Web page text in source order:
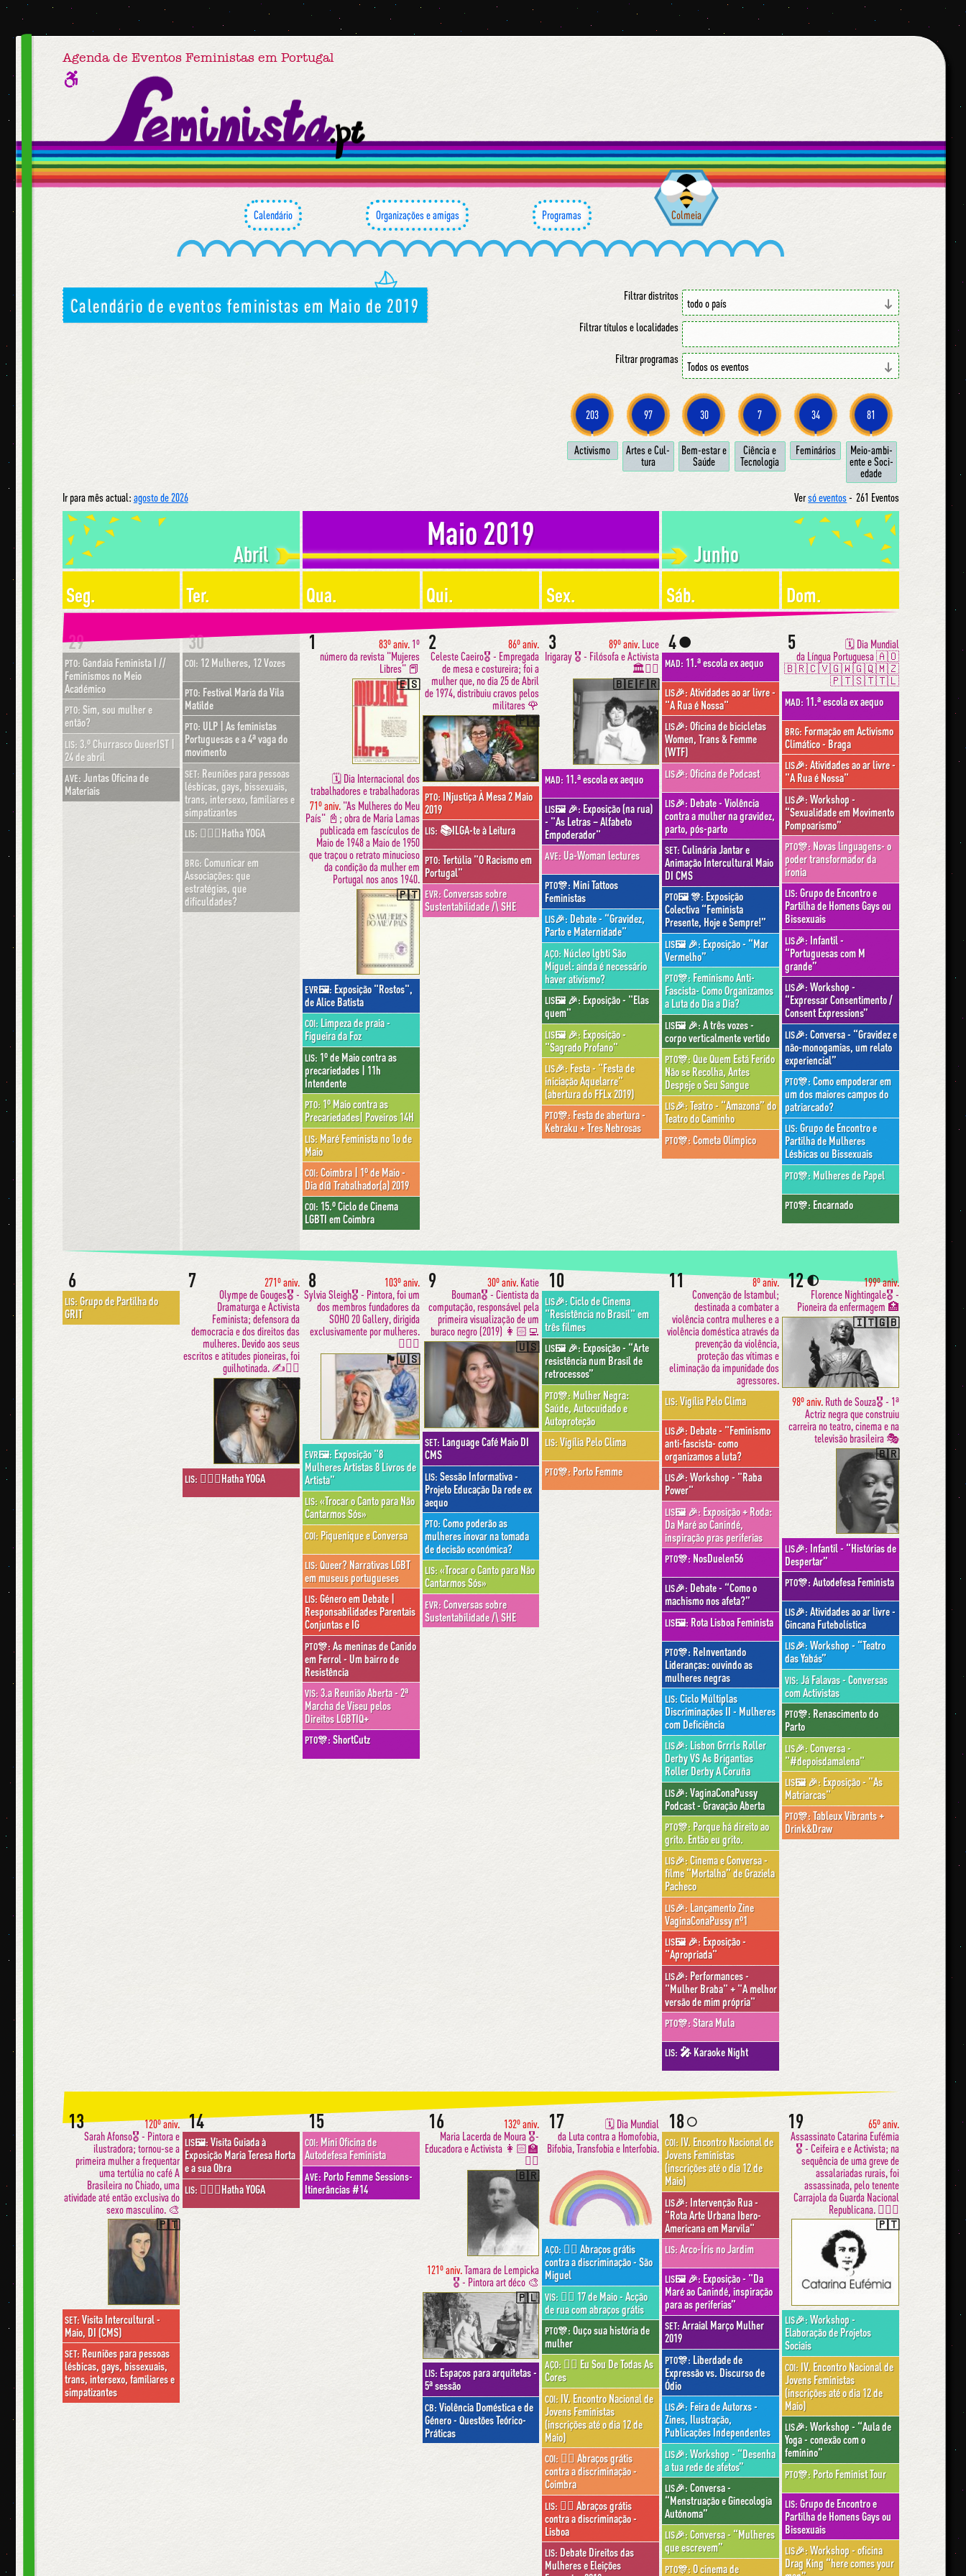
Agenda de Eventos Feministas em Portugal
Calendário Organizações e amigas Programas Colmeia
Calendário de eventos feministas em Maio de 2019 Filtrar distritos
Filtrar títulos e localidades
Filtrar programas
203
Ac­ti­vis­mo
97
Ar­tes e Cul­
tu­ra
30
Bem-estar e
Sa­ú­de
7
Ci­ên­cia e
Tec­no­lo­gia
34
Fe­mi­ná­ri­os
81
Meio-am­bi­
en­te e So­ci­
e­da­de
Ir para mês actual: agosto de 2026 Versó eventos- 261 Eventos
Abril
Maio 2019
Junho
Seg. Ter. Qua. Qui. Sex. Sáb. Dom.
29
PTO: Gandaia Feminista I //
Feminismos no Meio
Académico
PTO: Sim, sou mulher e
então?
LIS: 3.º Churrasco QueerIST |
24 de abril
AVE: Juntas Oficina de
Materiais
30
COI: 12 Mulheres, 12 Vozes
PTO: Festival Maria da Vila
Matilde
PTO: ULP | As feministas
Portuguesas e a 4ª vaga do
movimento
SET: Reuniões para pessoas
lésbicas, gays, bissexuais,
trans, intersexo, familiares e
simpatizantes
LIS: 🧘🏽‍♀️Hatha YOGA
BRG: Comunicar em
Associações: que
estratégias, que
dificuldades?
1 83º aniv.1º
número da revista "Mujeres
Libres" 📕
🇪🇸
🗓 Dia Internacional dos
trabalhadores e trabalhadoras
71º aniv."As Mulheres do Meu
País" 📓; obra de Maria Lamas
publicada em fascículos de
Maio de 1948 a Maio de 1950
que traçou o retrato minucioso
da condição da mulher em
Portugal nos anos 1940.
🇵🇹
EVR🖼:Exposição "Rostos",
de Alice Batista
COI:Limpeza de praia -
Figueira da Foz
LIS:1º de Maio contra as
precariedades | 11h
Intendente
PTO:1º Maio contra as
Precariedades| Poveiros 14H
LIS:Maré Feminista no 1o de
Maio
COI:Coimbra | 1º de Maio -
Dia d@ Trabalhador(a) 2019
COI:15.º Ciclo de Cinema
LGBTI em Coimbra
2
86º aniv.
Celeste Caeiro🎖 - Empregada
de mesa e costureira; foi a
mulher que, no dia 25 de Abril
de 1974, distribuiu cravos pelos
militares 🌹
🇵🇹
PTO:INjustiça À Mesa 2 Maio
2019
LIS:📚ILGA-te à Leitura
PTO:Tertúlia "O Racismo em
Portugal"
EVR:Conversas sobre
Sustentabilidade /\ SHE
3 89º aniv. Luce
Irigaray 🎖 - Filósofa e Activista
🏛✊🏼
🇧🇪🇫🇷
MAD:11.ª escola ex aequo
LIS🖼 🎉:Exposição (na rua)
- "As Letras – Alfabeto
Empoderador"
AVE:Ua-Woman lectures
PTO🎊:Mini Tattoos
Feministas
LIS🎉:Debate - “Gravidez,
Parto e Maternidade"
AÇO:Núcleo lgbti São
Miguel: ainda é necessário
haver ativismo?
LIS🖼 🎉:Exposição - "Elas
quem"
LIS🖼 🎉:Exposição -
"Sagrado Profano"
LIS🎉:Festa - "Festa de
iniciação Aquelarre"
(abertura do FFLx 2019)
PTO🎊:Festa de abertura -
Kebraku + Tres Nebrosas
4 🌑
MAD:11.ª escola ex aequo
LIS🎉:Atividades ao ar livre -
"A Rua é Nossa"
LIS🎉:Oficina de bicicletas
Women, Trans & Femme
(WTF)
LIS🎉:Oficina de Podcast
LIS🎉:Debate - Violência
contra a mulher na gravidez,
parto, pós-parto
SET:Culinária Jantar e
Animação Intercultural Maio
DI CMS
PTO🖼 🎊:Exposição
Colectiva “Feminista
Presente, Hoje e Sempre!”
LIS🖼 🎉:Exposição - “Mar
Vermelho”
PTO🎊:Feminismo Anti-
Fascista- Como Organizamos
a Luta do Dia a Dia?
LIS🖼 🎉:A três vozes -
corpo verticalmente vertido
PTO🎊:Que Quem Está Ferido
Não se Recolha, Antes
Despeje o Seu Sangue
LIS🎉:Teatro - “Amazona” do
Teatro do Caminho
PTO🎊:Cometa Olímpico
5
🗓 Dia Mundial
da Língua Portuguesa 🇦🇴
🇧🇷🇨🇻🇬🇼🇬🇶🇲🇿
🇵🇹🇸🇹🇹🇱
MAD:11.ª escola ex aequo
BRG:Formação em Activismo
Climático - Braga
LIS🎉:Atividades ao ar livre -
"A Rua é Nossa"
LIS🎉:Workshop -
“Sexualidade em Movimento
Pompoarismo”
PTO🎊:Novas linguagens- o
poder transformador da
ironia
LIS:Grupo de Encontro e
Partilha de Homens Gays ou
Bissexuais
LIS🎉:Infantil -
“Portuguesas com M
grande”
LIS🎉:Workshop -
“Expressar Consentimento /
Consent Expressions”
LIS🎉:Conversa - “Gravidez e
não-monogamias, um relato
experiencial”
PTO🎊:Como empoderar em
um dos maiores campos do
patriarcado?
LIS:Grupo de Encontro e
Partilha de Mulheres
Lésbicas ou Bissexuais
PTO🎊:Mulheres de Papel
PTO🎊:Encarnado
6
LIS:Grupo de Partilha do
GRIT
7
271º aniv.
Olympe de Gouges🎖 -
Dramaturga e Activista
Feminista; defensora da
democracia e dos direitos das
mulheres. Devido aos seus
escritos e atitudes pioneiras, foi
guilhotinada. ✍️✊🏼
🇫🇷
LIS:🧘🏽‍♀️Hatha YOGA
8
103º aniv.
Sylvia Sleigh🎖 - Pintora, foi um
dos membros fundadores da
SOHO 20 Gallery, dirigida
exclusivamente por mulheres.
✊🏼🎨
🏴󠁧󠁢󠁷󠁬󠁳󠁿🇺🇸
EVR🖼:Exposição "8
Mulheres Artistas 8 Livros de
Artista"
LIS:«Trocar o Canto para Não
Cantarmos Sós»
COI:Piquenique e Conversa
LIS:Queer? Narrativas LGBT
em museus portugueses
LIS:Género em Debate |
Responsabilidades Parentais
Conjuntas e IG
PTO🎊:As meninas de Canido
em Ferrol - Um bairro de
Resistência
VIS:3.a Reunião Aberta - 2ª
Marcha de Viseu pelos
Direitos LGBTIQ+
PTO🎊:ShortCutz
9 30º aniv. Katie
Bouman🎖 - Cientista da
computação, responsável pela
primeira visualização de um
buraco negro (2019) 👩🏻‍💻
🇺🇸
SET:Language Café Maio DI
CMS
LIS:Sessão Informativa -
Projeto Educação Da rede ex
aequo
PTO:Como poderão as
mulheres inovar na tomada
de decisão económica?
LIS:«Trocar o Canto para Não
Cantarmos Sós»
EVR:Conversas sobre
Sustentabilidade /\ SHE
10
LIS🎉:Ciclo de Cinema
"Resistência no Brasil" em
três filmes
LIS🖼 🎉:Exposição - “Arte
resistência num Brasil de
retrocessos”
PTO🎊:Mulher Negra:
Saúde, Autocuidado e
Autoproteção
LIS:Vigília Pelo Clima
PTO🎊:Porto Femme
11
8º aniv.
Convenção de Istambul;
destinada a combater a
violência contra mulheres e a
violência doméstica através da
prevenção da violência,
proteção das vítimas e
eliminação da impunidade dos
agressores.
LIS:Vigília Pelo Clima
LIS🎉:Debate - "Feminismo
anti-fascista- como
organizamos a luta?
LIS🎉:Workshop - "Raba
Power"
LIS🖼 🎉:Exposição + Roda:
Da Maré ao Canindé,
inspiração pras periferias
PTO🎊:NosDuelen56
LIS🎉:Debate - “Como o
machismo nos afeta?”
LIS🖼:Rota Lisboa Feminista
PTO🎊:ReInventando
Lideranças: ouvindo as
mulheres negras
LIS:Ciclo Múltiplas
Discriminações II - Mulheres
com Deficiência
LIS🎉:Lisbon Grrrls Roller
Derby VS As Brigantias
Roller Derby A Coruña
LIS🎉:VaginaConaPussy
Podcast - Gravação Aberta
PTO🎊:Porque há direito ao
grito. Então eu grito.
LIS🎉:Cinema e Conversa -
filme “Mortalha” de Graziela
Pacheco
LIS🎉:Lançamento Zine
VaginaConaPussy nº1
LIS🖼 🎉:Exposição -
"Apropriada"
LIS🎉:Performances -
"Mulher Braba" + "A melhor
versão de mim própria"
PTO🎊:Stara Mula
LIS:🎤 Karaoke Night
12🌓
199º aniv.
Florence Nightingale🎖 -
Pioneira da enfermagem 🏥
🇮🇹🇬🇧
98º aniv. Ruth de Souza🎖 - 1ª
Actriz negra que construiu
carreira no teatro, cinema e na
televisão brasileira 🎭
🇧🇷
LIS🎉:Infantil - “Histórias de
Despertar”
PTO🎊:Autodefesa Feminista
LIS🎉:Atividades ao ar livre -
Gincana Futebolística
LIS🎉:Workshop - “Teatro
das Yabás”
VIS:Já Falavas - Conversas
com Activistas
PTO🎊:Renascimento do
Parto
LIS🎉:Conversa -
"#depoisdamalena"
LIS🖼 🎉:Exposição - "As
Matriarcas"
PTO🎊:Tableux Vibrants +
Drink&Draw
13
120º aniv.
Sarah Afonso🎖 - Pintora e
ilustradora; tornou-se a
primeira mulher a frequentar
uma tertúlia no café A
Brasileira no Chiado, uma
atividade até então exclusiva do
sexo masculino. 🎨
🇵🇹
SET:Visita Intercultural -
Maio, DI (CMS)
SET:Reuniões para pessoas
lésbicas, gays, bissexuais,
trans, intersexo, familiares e
simpatizantes
14
LIS🖼:Visita Guiada à
Exposição Maria Teresa Horta
e a sua Obra
LIS:🧘🏽‍♀️Hatha YOGA
15
COI:Mini Oficina de
Autodefesa Feminista
AVE:Porto Femme Sessions-
Itinerâncias #14
16
132º aniv.
Maria Lacerda de Moura 🎖-
Educadora e Activista 👩🏻‍🏫
✊🏽
🇧🇷
121º aniv.Tamara de Lempicka
🎖 - Pintora art déco 🎨
🇵🇱
LIS:Espaços para arquitetas -
5ª sessão
CB:Violência Doméstica e de
Género - Questões Teórico-
Práticas
17
🗓 Dia Mundial
da Luta contra a Homofobia,
Bifobia, Transfobia e Interfobia.
AÇO:🏳️‍🌈 Abraços grátis
contra a discriminação - São
Miguel
VIS:🏳️‍🌈 17 de Maio - Acção
de rua com abraços grátis
PTO🎊:Ouço sua história de
mulher
AÇO:🏳️‍🌈 Eu Sou De Todas As
Cores
COI:IV. Encontro Nacional de
Jovens Feministas
(inscrições até o dia 12 de
Maio)
COI:🏳️‍🌈 Abraços grátis
contra a discriminação -
Coimbra
LIS:🏳️‍🌈 Abraços grátis
contra a discriminação -
Lisboa
LIS:Debate Direitos das
Mulheres e Eleições
18 🌕
COI:IV. Encontro Nacional de
Jovens Feministas
(inscrições até o dia 12 de
Maio)
LIS🎉:Intervenção Rua -
“Rota Arte Urbana Ibero-
Americana em Marvila"
LIS:Arco-Íris no Jardim
LIS🖼 🎉:Exposição - "Da
Maré ao Canindé, inspiração
para as periferias”
SET:Arraial Março Mulher
2019
PTO🎊:Liberdade de
Expressão vs. Discurso de
Ódio
LIS🎉:Feira de Autorxs -
Zines, Ilustração,
Publicações Independentes
LIS🎉:Workshop - “Desenha
a tua rede de afetos”
LIS🎉:Conversa -
“Menstruação e Ginecologia
Autónoma”
LIS🎉:Conversa - “Mulheres
que escrevem”
PTO🎊:O cinema de
19
65º aniv.
Assassinato Catarina Eufémia
🎖 - Ceifeira e e Activista; na
sequência de uma greve de
assalariadas rurais, foi
assassinada, pelo tenente
Carrajola da Guarda Nacional
Republicana. ✊🏽🌾
🇵🇹
LIS🎉:Workshop -
Elaboração de Projetos
Sociais
COI:IV. Encontro Nacional de
Jovens Feministas
(inscrições até o dia 12 de
Maio)
LIS🎉:Workshop - “Aula de
Yoga - conexão com o
feminino”
PTO🎊:Porto Feminist Tour
LIS:Grupo de Encontro e
Partilha de Homens Gays ou
Bissexuais
LIS🎉:Workshop - oficina
Drag King “here comes your